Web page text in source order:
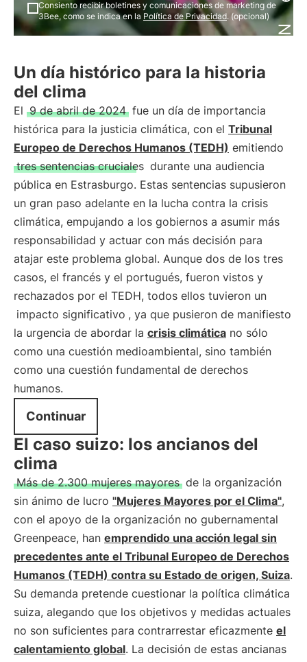
Consiento recibir boletines y comunicaciones de marketing de
3Bee, como se indica en la Política de Privacidad. (opcional)
Un día histórico para la historia
del clima
El 9 de abril de 2024 fue un día de importancia
histórica para la justicia climática, con el Tribunal
Europeo de Derechos Humanos (TEDH) emitiendo
tres sentencias cruciales durante una audiencia
pública en Estrasburgo. Estas sentencias supusieron
un gran paso adelante en la lucha contra la crisis
climática, empujando a los gobiernos a asumir más
responsabilidad y actuar con más decisión para
atajar este problema global. Aunque dos de los tres
casos, el francés y el portugués, fueron vistos y
rechazados por el TEDH, todos ellos tuvieron un
impacto significativo , ya que pusieron de manifiesto
la urgencia de abordar la crisis climática no sólo
como una cuestión medioambiental, sino también
como una cuestión fundamental de derechos
humanos.
Continuar
El caso suizo: los ancianos del
clima
Más de 2.300 mujeres mayores de la organización
sin ánimo de lucro "Mujeres Mayores por el Clima",
con el apoyo de la organización no gubernamental
Greenpeace, han emprendido una acción legal sin
precedentes ante el Tribunal Europeo de Derechos
Humanos (TEDH) contra su Estado de origen, Suiza.
Su demanda pretende cuestionar la política climática
suiza, alegando que los objetivos y medidas actuales
no son suficientes para contrarrestar eficazmente el
calentamiento global. La decisión de estas ancianas